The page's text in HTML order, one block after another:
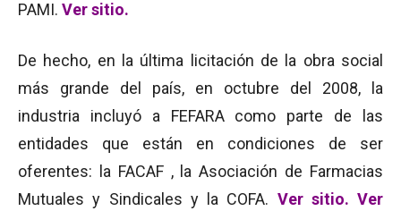
PAMI. Ver sitio.
De hecho, en la última licitación de la obra social
más grande del país, en octubre del 2008, la
industria incluyó a FEFARA como parte de las
entidades que están en condiciones de ser
oferentes: la FACAF , la Asociación de Farmacias
Mutuales y Sindicales y la COFA. Ver sitio. Ver